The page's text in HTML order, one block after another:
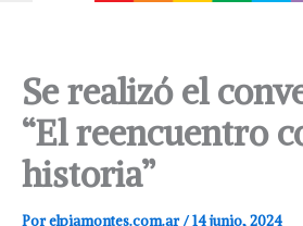
Se realizó el
“El reencuentro
historia”
Porelpiamontes.com.ar/14 junio, 2024